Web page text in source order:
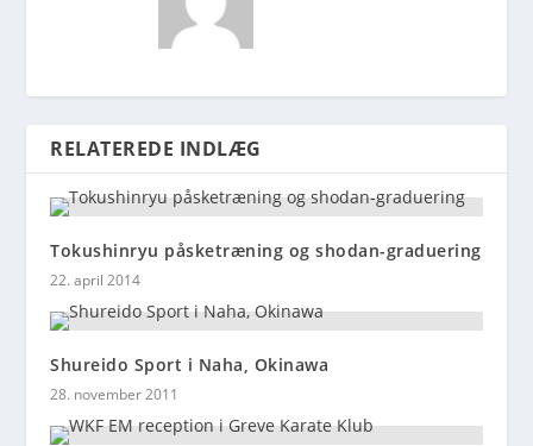
RELATEREDE INDLÆG
Tokushinryu påsketræning og shodan-graduering
22. april 2014
Shureido Sport i Naha, Okinawa
28. november 2011